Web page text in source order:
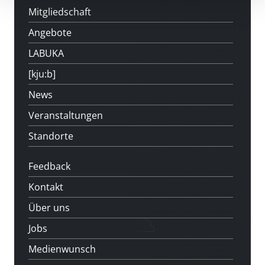
Mitgliedschaft
Angebote
LABUKA
[kju:b]
News
Veranstaltungen
Standorte
Feedback
Kontakt
Über uns
Jobs
Medienwunsch